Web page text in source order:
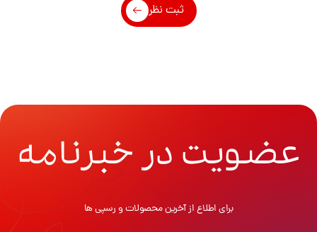
ثبت نظر
عضویت در خبرنامه
برای اطلاع از آخرین محصولات و رسپی ها